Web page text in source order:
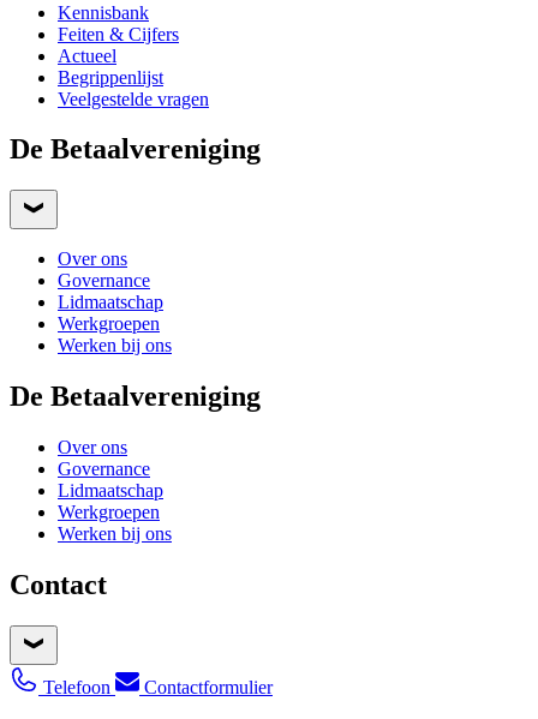
Kennisbank
Feiten & Cijfers
Actueel
Begrippenlijst
Veelgestelde vragen
De Betaalvereniging
Over ons
Governance
Lidmaatschap
Werkgroepen
Werken bij ons
De Betaalvereniging
Over ons
Governance
Lidmaatschap
Werkgroepen
Werken bij ons
Contact
Telefoon Contactformulier